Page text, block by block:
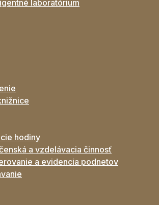
laboratórium
hodiny
a vzdelávacia činnosť
a evidencia podnetov